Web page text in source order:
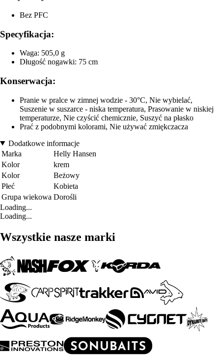
Bez PFC
Specyfikacja:
Waga: 505,0 g
Długość nogawki: 75 cm
Konserwacja:
Pranie w pralce w zimnej wodzie - 30°C, Nie wybielać,
Suszenie w suszarce - niska temperatura, Prasowanie w niskiej
temperaturze, Nie czyścić chemicznie, Suszyć na płasko
Prać z podobnymi kolorami, Nie używać zmiękczacza
Dodatkowe informacje
Marka
Helly Hansen
Kolor
krem
Kolor
Beżowy
Płeć
Kobieta
Grupa wiekowa Dorośli
Loading...
Loading...
Wszystkie nasze marki